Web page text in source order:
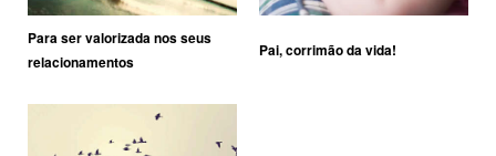
Para ser valorizada nos seus
relacionamentos
Pai, corrimão da vida!